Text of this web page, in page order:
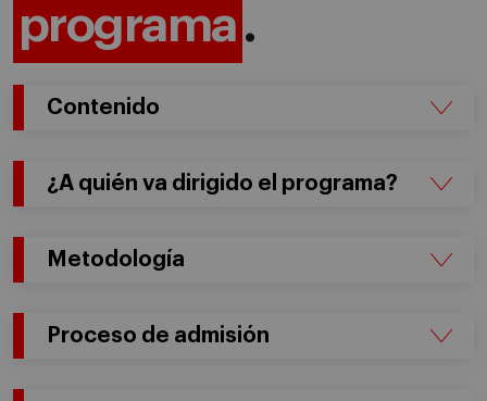
programa .
Contenido
¿A quién va dirigido el programa?
Metodología
Proceso de admisión